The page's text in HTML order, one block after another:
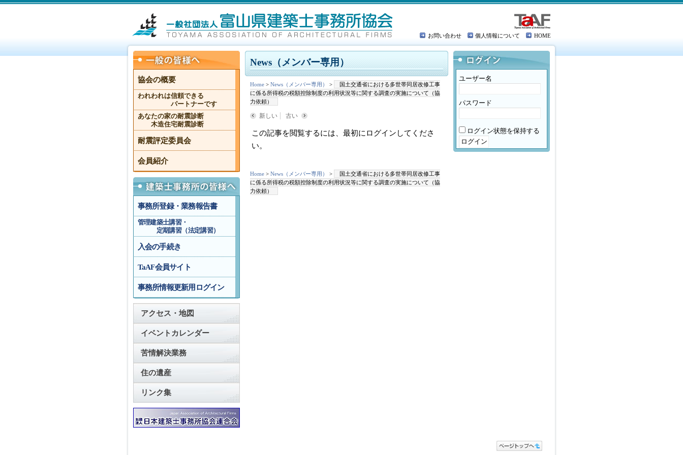
お問い合わせ 個人情報について HOME
News（メンバー専用）
Home > News（メンバー専用） >
国土交通省における多世帯同居改修工事
に係る所得税の税額控除制度の利用状況等に関する調査の実施について（協
力依頼）
新しい 古い
この記事を閲覧するには、最初にログインしてくださ
い。
Home > News（メンバー専用） >
国土交通省における多世帯同居改修工事
に係る所得税の税額控除制度の利用状況等に関する調査の実施について（協
力依頼）
協会の概要
われわれは信頼できる
パートナーです
あなたの家の耐震診断
木造住宅耐震診断
耐震評定委員会
会員紹介
事務所登録・業務報告書
管理建築士講習・
定期講習（法定講習）
入会の手続き
TaAF会員サイト
事務所情報更新用ログイン
アクセス・地図
イベントカレンダー
苦情解決業務
住の遺産
リンク集
ユーザー名
パスワード
ログイン状態を保持する